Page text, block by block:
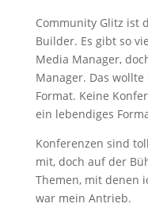
Community Glitz ist
Builder. Es gibt so
Media Manager,
Manager. Das
Format. Keine
ein lebendiges
Konferenzen sind
mit, doch auf der
Themen, mit denen
war mein Antrieb.